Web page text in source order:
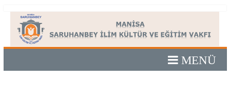
Skip
content
Manisa
Saruhanbey